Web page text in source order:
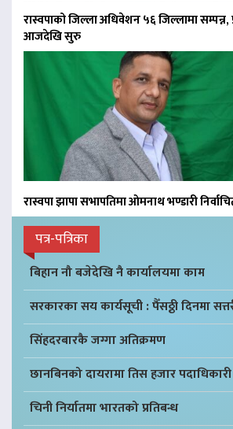
रास्वपाको जिल्ला अधिवेशन ५६ जिल्लामा
आजदेखि सुरु
रास्वपा झापा सभापतिमा ओमनाथ भण्डारी
पत्र-पत्रिका
बिहान नौ बजेदेखि नै कार्यालयमा काम
सरकारका सय कार्यसूची : पैँसठ्ठी दिनमा
सिंहदरबारकै जग्गा अतिक्रमण
छानबिनको दायरामा तिस हजार पदाधिकारी
चिनी निर्यातमा भारतको प्रतिबन्ध